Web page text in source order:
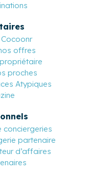
offres
proches
Atypiques
conciergeries
partenaire
d’affaires